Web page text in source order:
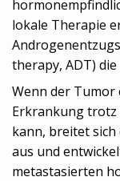
lokale Therapie
therapy, ADT)
Wenn der Tumor
Erkrankung trotz
kann, breitet
aus und
metastasierten